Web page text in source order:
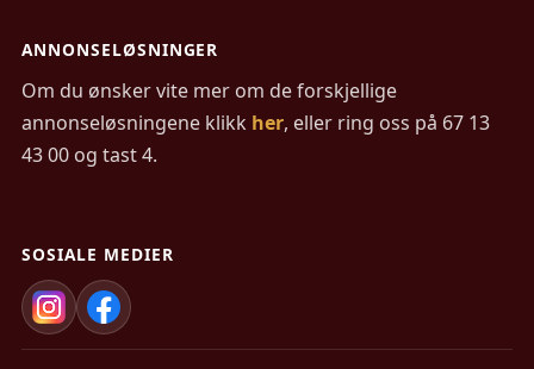
ANNONSELØSNINGER
Om du ønsker vite mer om de forskjellige
annonseløsningene klikk her, eller ring oss på 67 13
43 00 og tast 4.
SOSIALE MEDIER